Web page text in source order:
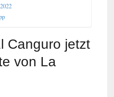
Canguro jetzt
von La